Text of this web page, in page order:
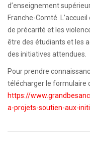
d’enseignement
Franche-Comté.
de précarité et les
être des étudiants et les
des initiatives attendues.
Pour prendre
télécharger le formulaire
https://
a-projets-soutien-aux-